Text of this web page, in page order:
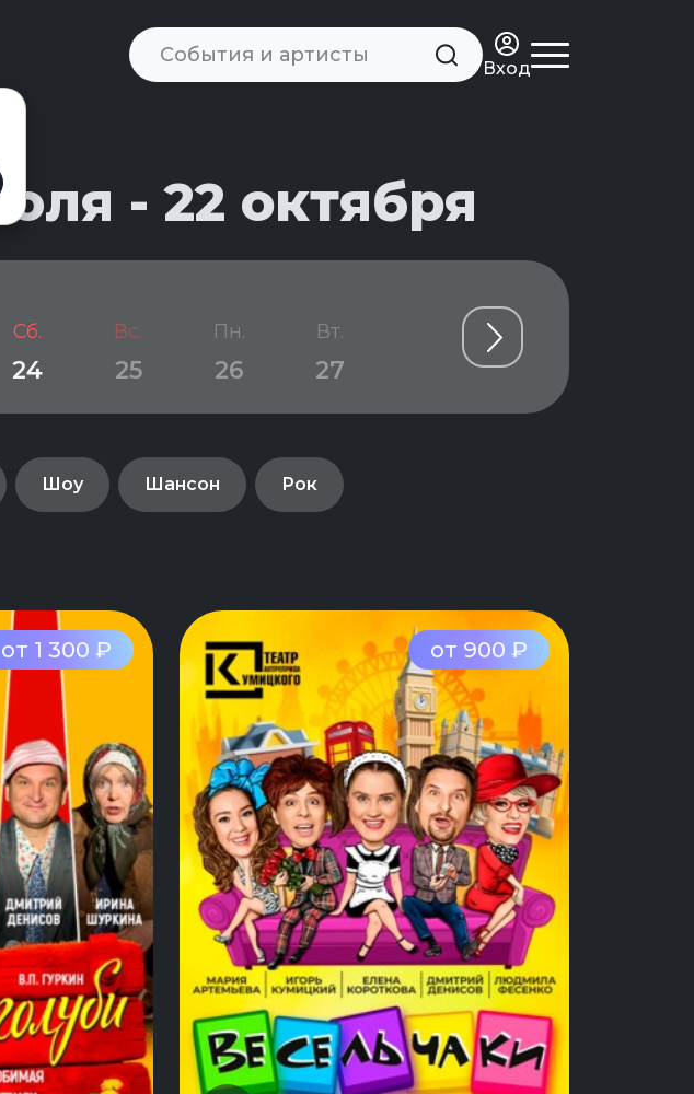
Вход
- 22 октября
Сб.
24
Вс.
25
Пн.
26
Вт.
27
Чт.
29
Шоу Шансон Рок
от 1 300 ₽ от 900 ₽